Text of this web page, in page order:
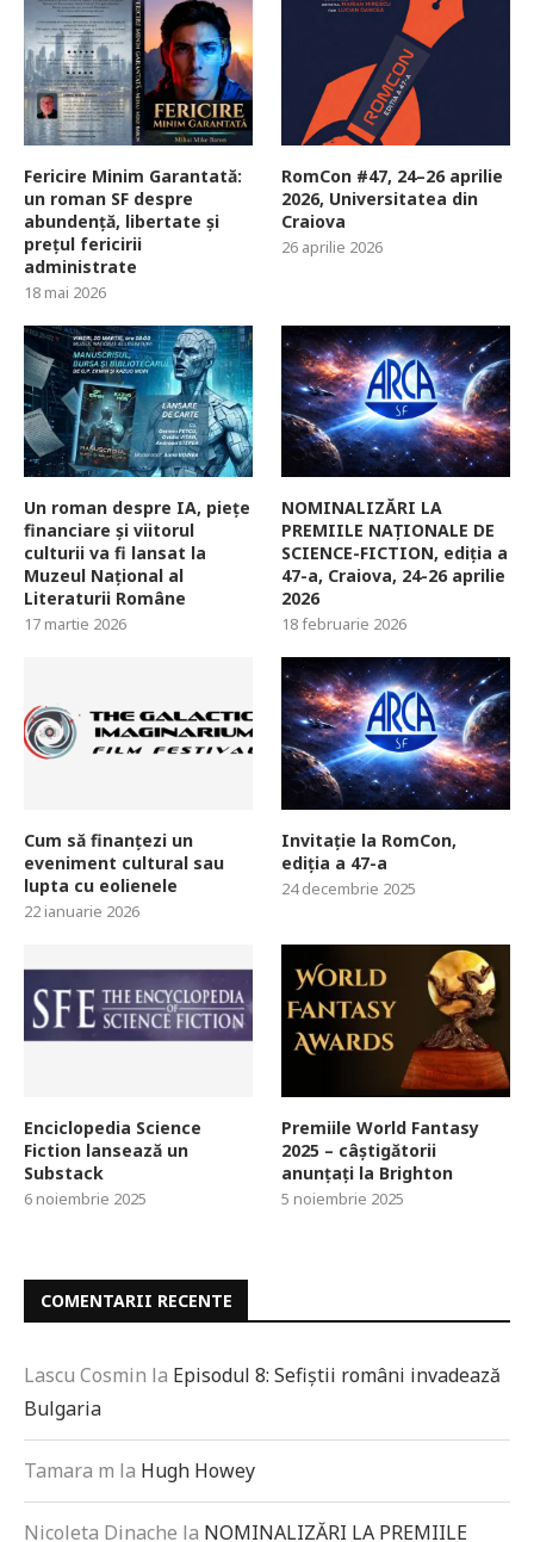
Fericire Minim Garantată:
un roman SF despre
abundență, libertate și
prețul fericirii
administrate
18 mai 2026
RomCon #47, 24–26 aprilie
2026, Universitatea din
Craiova
26 aprilie 2026
Un roman despre IA, piețe
financiare și viitorul
culturii va fi lansat la
Muzeul Național al
Literaturii Române
17 martie 2026
NOMINALIZĂRI LA
PREMIILE NAȚIONALE DE
SCIENCE-FICTION, ediția a
47-a, Craiova, 24-26 aprilie
2026
18 februarie 2026
Cum să finanțezi un
eveniment cultural sau
lupta cu eolienele
22 ianuarie 2026
Invitație la RomCon,
ediția a 47-a
24 decembrie 2025
Enciclopedia Science
Fiction lansează un
Substack
6 noiembrie 2025
Premiile World Fantasy
2025 – câștigătorii
anunțați la Brighton
5 noiembrie 2025
COMENTARII RECENTE
Lascu Cosmin la Episodul 8: Sefiștii români invadează
Bulgaria
Tamara m la Hugh Howey
Nicoleta Dinache la NOMINALIZĂRI LA PREMIILE